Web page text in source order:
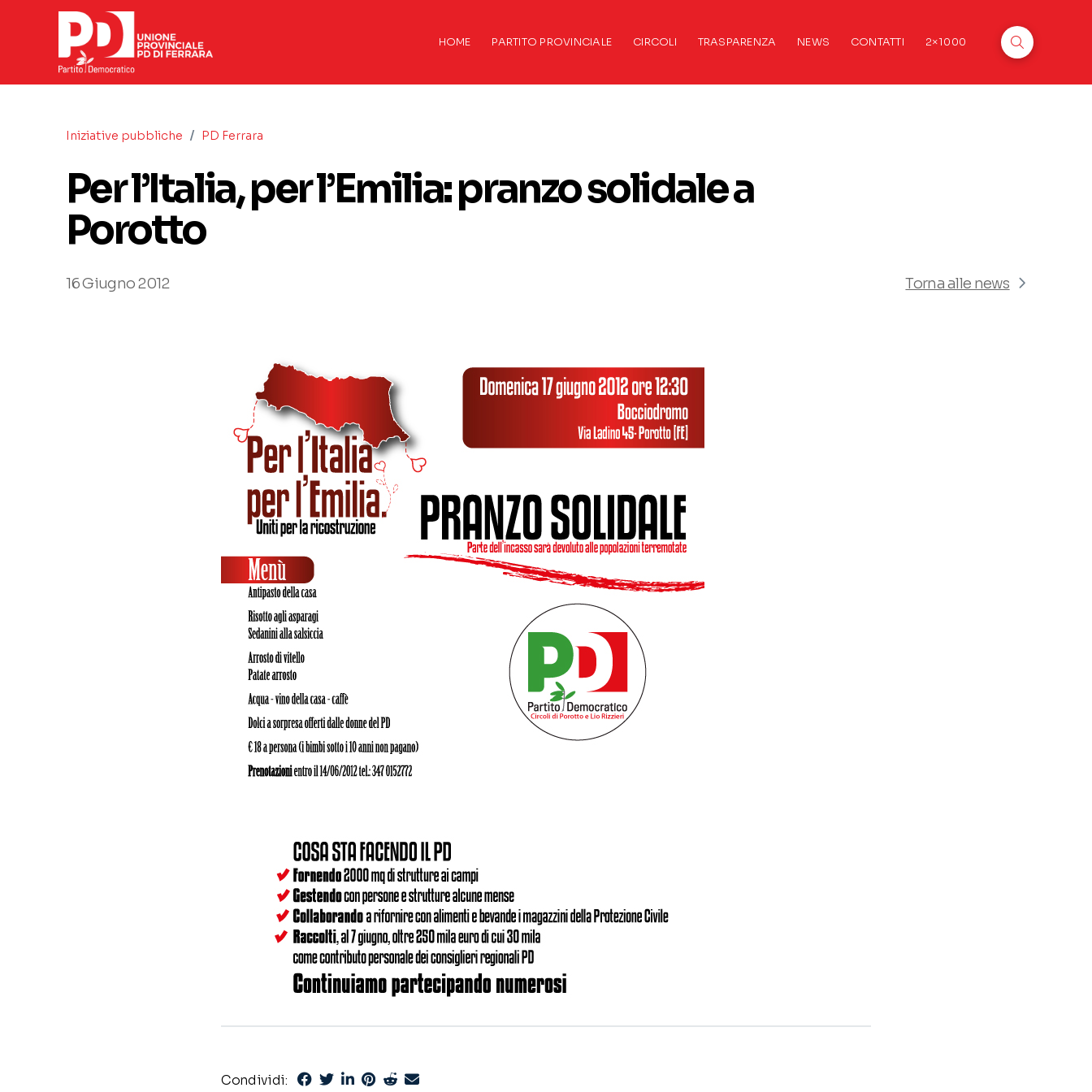
HOME PARTITO PROVINCIALE CIRCOLI TRASPARENZA NEWS CONTATTI 2×1000
Iniziative pubbliche / PD Ferrara
Per l’Italia, per l’Emilia: pranzo solidale a
Porotto
16 Giugno 2012 Torna alle news
Condividi: